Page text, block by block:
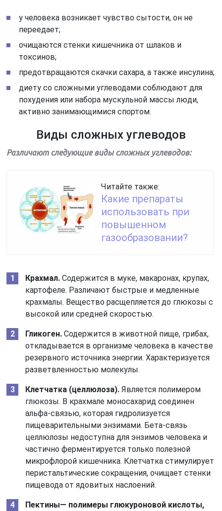
у человека возникает чувство сытости, он не
переедает;
очищаются стенки кишечника от шлаков и
токсинов;
предотвращаются скачки сахара, а также инсулина;
диету со сложными углеводами соблюдают для
похудения или набора мускульной массы люди,
активно занимающимися спортом.
Виды сложных углеводов
Различают следующие виды сложных углеводов:
Читайте также:
Какие препараты
использовать при
повышенном
газообразовании?
Крахмал. Содержится в муке, макаронах, крупах,
картофеле. Различают быстрые и медленные
крахмалы. Вещество расщепляется до глюкозы с
высокой или средней скоростью.
Гликоген. Содержится в животной пище, грибах,
откладывается в организме человека в качестве
резервного источника энергии. Характеризуется
разветвленностью молекулы.
Клетчатка (целлюлоза). Является полимером
глюкозы. В крахмале моносахарид соединен
альфа-связью, которая гидролизуется
пищеварительными энзимами. Бета-связь
целлюлозы недоступна для энзимов человека и
частично ферментируется только полезной
микрофлорой кишечника. Клетчатка стимулирует
перистальтические сокращения, очищает стенки
пищевода от ядовитых наслоений.
Пектины— полимеры глюкуроновой кислоты,